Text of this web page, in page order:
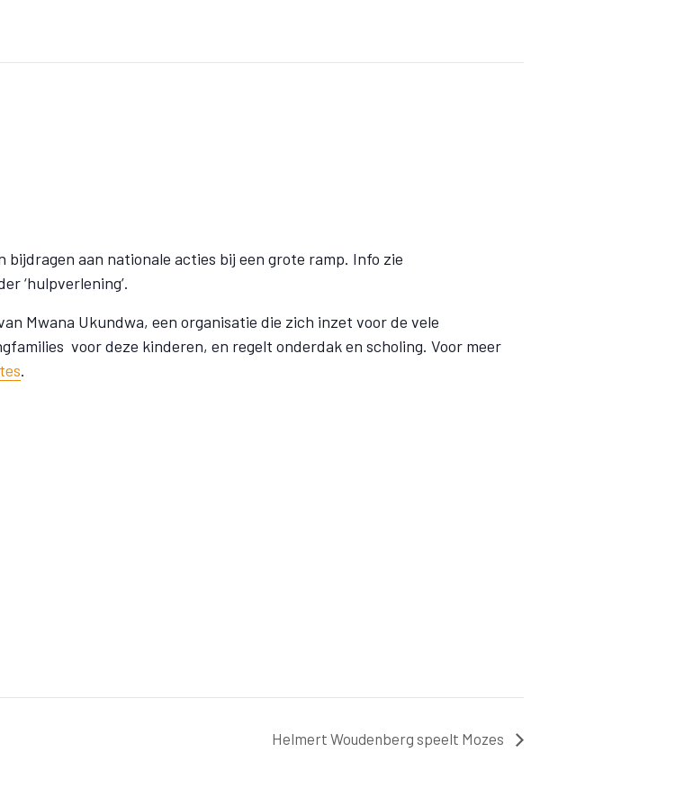
bijdragen aan nationale acties bij een grote ramp. Info zie
‘hulpverlening’.
Mwana Ukundwa, een organisatie die zich inzet voor de vele
voor deze kinderen, en regelt onderdak en scholing. Voor meer
.
Helmert Woudenberg speelt Mozes